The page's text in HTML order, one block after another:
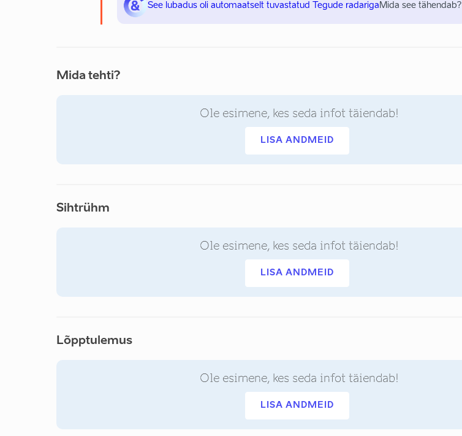
See lubadus oli automaatselt tuvastatud Tegude radariga Mida see tähendab?
Mida tehti?
Ole esimene, kes seda infot täiendab!
LISA ANDMEID
Sihtrühm
Ole esimene, kes seda infot täiendab!
LISA ANDMEID
Lõpptulemus
Ole esimene, kes seda infot täiendab!
LISA ANDMEID